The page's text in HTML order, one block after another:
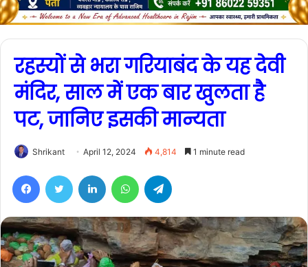
रहस्यों से भरा गरियाबंद के यह देवी
मंदिर, साल में एक बार खुलता है
पट, जानिए इसकी मान्यता
Shrikant April 12, 2024 4,814 1 minute read